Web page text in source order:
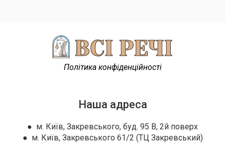
Політика конфіденційності
Наша адреса
● м. Київ, Закревського, буд. 95 В, 2й поверх
● м. Київ, Закревського 61/2 (ТЦ Закревський)